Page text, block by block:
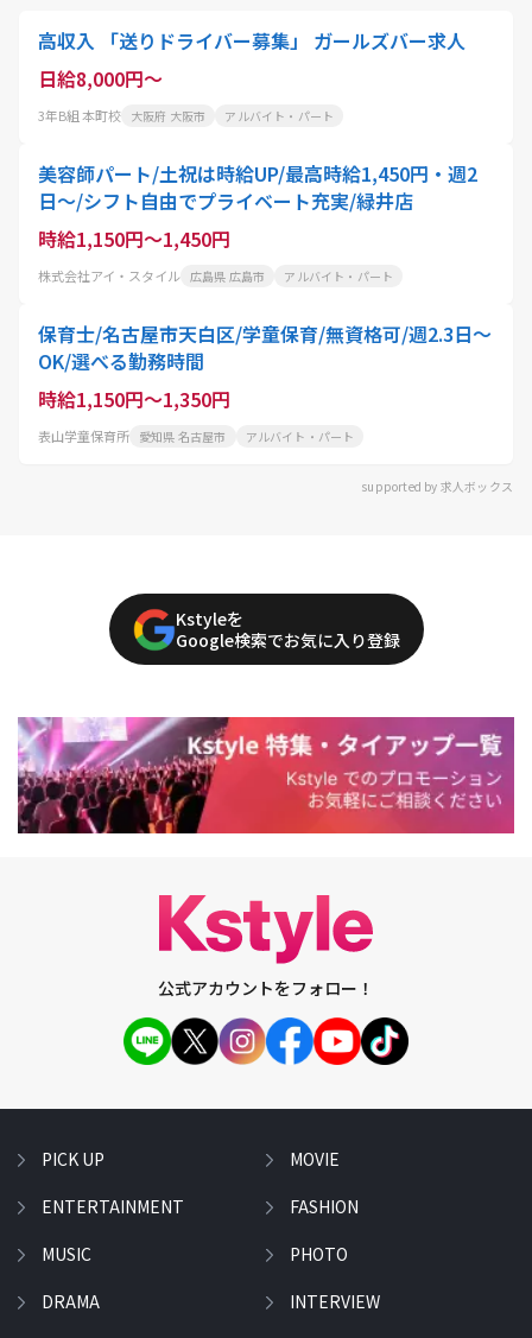
高収入 「送りドライバー募集」 ガールズバー求人
日給8,000円～
3年B組 本町校 大阪府 大阪市 アルバイト・パート
美容師パート/土祝は時給UP/最高時給1,450円・週2
日〜/シフト自由でプライベート充実/緑井店
時給1,150円～1,450円
株式会社アイ・スタイル 広島県 広島市 アルバイト・パート
保育士/名古屋市天白区/学童保育/無資格可/週2.3日～
OK/選べる勤務時間
時給1,150円～1,350円
表山学童保育所 愛知県 名古屋市 アルバイト・パート
supported by 求人ボックス
Kstyleを
Google検索でお気に入り登録
公式アカウントをフォロー！
PICK UP
ENTERTAINMENT
MUSIC
DRAMA
MOVIE
FASHION
PHOTO
INTERVIEW